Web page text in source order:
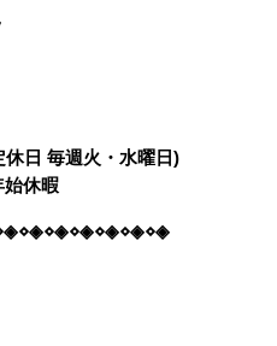
日 毎週火・水曜日)
休暇